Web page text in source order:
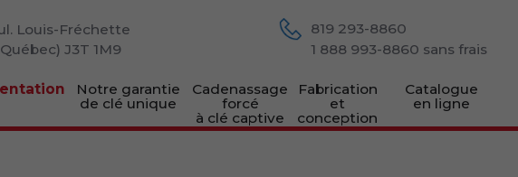
Louis-Fréchette
J3T 1M9
819 293-8860
1 888 993-8860 sans frais
Notre garantie
de clé unique
Cadenassage
forcé
à clé captive
Fabrication
et
conception
Catalogue
en ligne